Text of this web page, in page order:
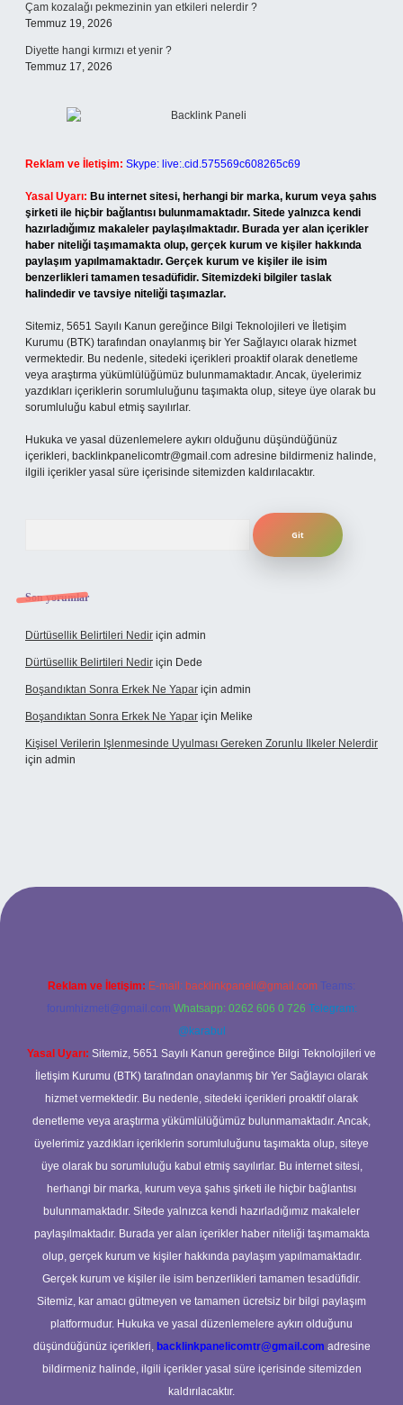
Çam kozalağı pekmezinin yan etkileri nelerdir ?
Temmuz 19, 2026
Diyette hangi kırmızı et yenir ?
Temmuz 17, 2026
Reklam ve İletişim: Skype: live:.cid.575569c608265c69
Yasal Uyarı: Bu internet sitesi, herhangi bir marka, kurum veya şahıs
şirketi ile hiçbir bağlantısı bulunmamaktadır. Sitede yalnızca kendi
hazırladığımız makaleler paylaşılmaktadır. Burada yer alan içerikler
haber niteliği taşımamakta olup, gerçek kurum ve kişiler hakkında
paylaşım yapılmamaktadır. Gerçek kurum ve kişiler ile isim
benzerlikleri tamamen tesadüfidir. Sitemizdeki bilgiler taslak
halindedir ve tavsiye niteliği taşımazlar.
Sitemiz, 5651 Sayılı Kanun gereğince Bilgi Teknolojileri ve İletişim
Kurumu (BTK) tarafından onaylanmış bir Yer Sağlayıcı olarak hizmet
vermektedir. Bu nedenle, sitedeki içerikleri proaktif olarak denetleme
veya araştırma yükümlülüğümüz bulunmamaktadır. Ancak, üyelerimiz
yazdıkları içeriklerin sorumluluğunu taşımakta olup, siteye üye olarak bu
sorumluluğu kabul etmiş sayılırlar.
Hukuka ve yasal düzenlemelere aykırı olduğunu düşündüğünüz
içerikleri, backlinkpanelicomtr@gmail.com adresine bildirmeniz halinde,
ilgili içerikler yasal süre içerisinde sitemizden kaldırılacaktır.
Son yorumlar
Dürtüsellik Belirtileri Nedir için admin
Dürtüsellik Belirtileri Nedir için Dede
Boşandıktan Sonra Erkek Ne Yapar için admin
Boşandıktan Sonra Erkek Ne Yapar için Melike
Kişisel Verilerin Işlenmesinde Uyulması Gereken Zorunlu Ilkeler Nelerdir
için admin
Reklam ve İletişim: E-mail: backlinkpaneli@gmail.com Teams:
forumhizmeti@gmail.com Whatsapp: 0262 606 0 726 Telegram:
@karabul
Yasal Uyarı: Sitemiz, 5651 Sayılı Kanun gereğince Bilgi Teknolojileri ve
İletişim Kurumu (BTK) tarafından onaylanmış bir Yer Sağlayıcı olarak
hizmet vermektedir. Bu nedenle, sitedeki içerikleri proaktif olarak
denetleme veya araştırma yükümlülüğümüz bulunmamaktadır. Ancak,
üyelerimiz yazdıkları içeriklerin sorumluluğunu taşımakta olup, siteye
üye olarak bu sorumluluğu kabul etmiş sayılırlar. Bu internet sitesi,
herhangi bir marka, kurum veya şahıs şirketi ile hiçbir bağlantısı
bulunmamaktadır. Sitede yalnızca kendi hazırladığımız makaleler
paylaşılmaktadır. Burada yer alan içerikler haber niteliği taşımamakta
olup, gerçek kurum ve kişiler hakkında paylaşım yapılmamaktadır.
Gerçek kurum ve kişiler ile isim benzerlikleri tamamen tesadüfidir.
Sitemiz, kar amacı gütmeyen ve tamamen ücretsiz bir bilgi paylaşım
platformudur. Hukuka ve yasal düzenlemelere aykırı olduğunu
düşündüğünüz içerikleri, backlinkpanelicomtr@gmail.com adresine
bildirmeniz halinde, ilgili içerikler yasal süre içerisinde sitemizden
kaldırılacaktır.